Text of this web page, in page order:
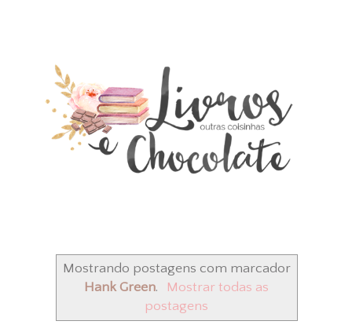
Mostrando postagens com marcador
Hank Green.
Mostrar todas as
postagens